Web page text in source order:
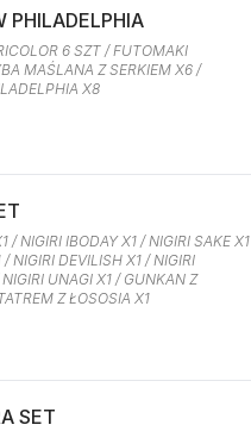
PHILADELPHIA
6 SZT / FUTOMAKI
MAŚLANA Z SERKIEM X6 /
X8
/ NIGIRI IBODAY X1 / NIGIRI SAKE X1
/ NIGIRI DEVILISH X1 / NIGIRI
UNAGI X1 / GUNKAN Z
Z ŁOSOSIA X1
SET